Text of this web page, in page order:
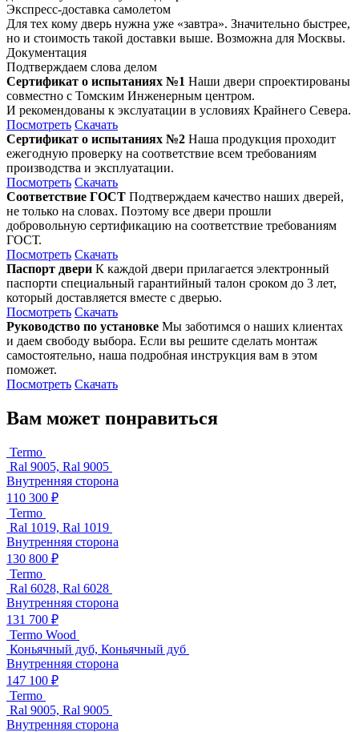
Экспресс-доставка самолетом
Для тех кому дверь нужна уже «завтра». Значительно быстрее,
но и стоимость такой доставки выше. Возможна для Москвы.
Документация
Подтверждаем слова делом
Сертификат о испытаниях №1 Наши двери спроектированы
совместно с Томским Инженерным центром.
И рекомендованы к экслуатации в условиях Крайнего Севера.
Посмотреть Скачать
Сертификат о испытаниях №2 Наша продукция проходит
ежегодную проверку на соответствие всем требованиям
производства и эксплуатации.
Посмотреть Скачать
Соответствие ГОСТ Подтверждаем качество наших дверей,
не только на словах. Поэтому все двери прошли
добровольную сертификацию на соответствие требованиям
ГОСТ.
Посмотреть Скачать
Паспорт двери К каждой двери прилагается электронный
паспорти специальный гарантийный талон сроком до 3 лет,
который доставляется вместе с дверью.
Посмотреть Скачать
Руководство по установке Мы заботимся о наших клиентах
и даем свободу выбора. Если вы решите сделать монтаж
самостоятельно, наша подробная инструкция вам в этом
поможет.
Посмотреть Скачать
Вам может понравиться
Termo
Ral 9005, Ral 9005
Внутренняя сторона
110 300 ₽
Termo
Ral 1019, Ral 1019
Внутренняя сторона
130 800 ₽
Termo
Ral 6028, Ral 6028
Внутренняя сторона
131 700 ₽
Termo Wood
Коньячный дуб, Коньячный дуб
Внутренняя сторона
147 100 ₽
Termo
Ral 9005, Ral 9005
Внутренняя сторона